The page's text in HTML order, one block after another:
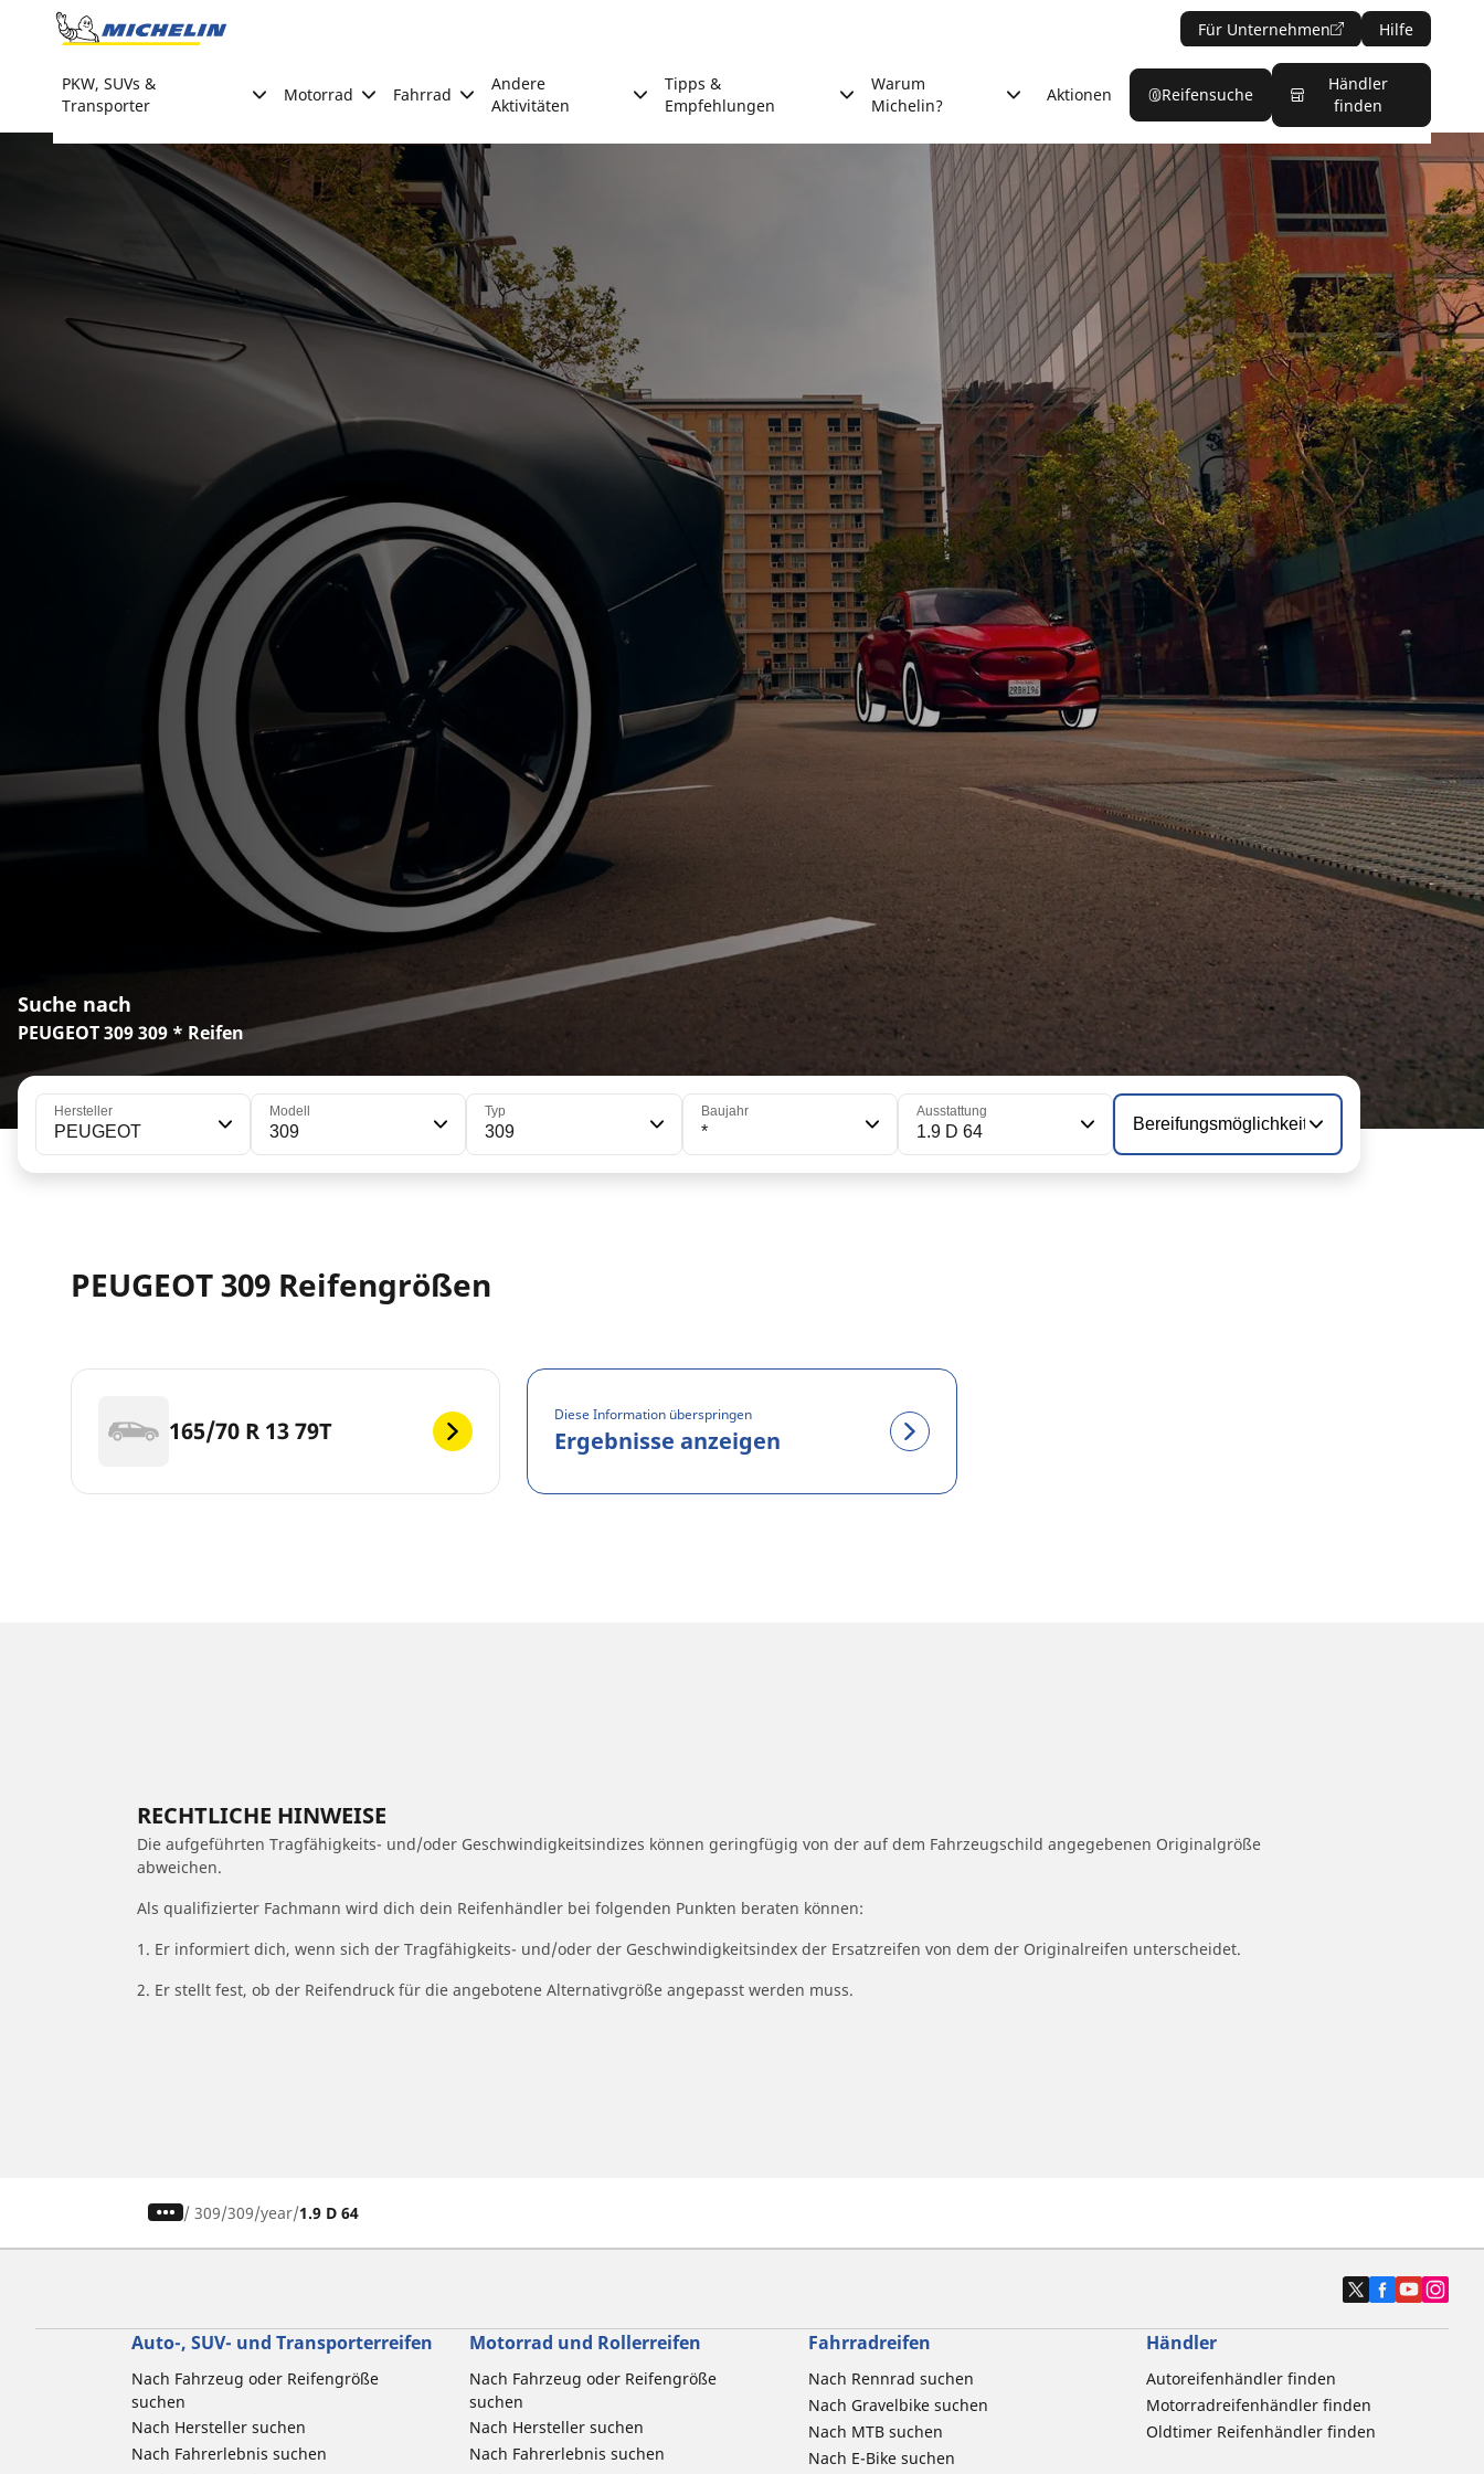
Go to page content
Für Unternehmen Hilfe
PKW, SUVs &
Transporter
Motorrad Fahrrad
Andere
Aktivitäten
Tipps &
Empfehlungen
Warum
Michelin?
Aktionen Reifensuche
Händler
finden
Suche nach
PEUGEOT 309 309 * Reifen
Hersteller
PEUGEOT
Modell
309
Typ
309
Baujahr
*
Ausstattung
1.9 D 64 Bereifungsmöglichkeiten
PEUGEOT 309 Reifengrößen
165/70 R 13 79T
Diese Information überspringen
Ergebnisse anzeigen
RECHTLICHE HINWEISE
Die aufgeführten Tragfähigkeits- und/oder Geschwindigkeitsindizes können geringfügig von der auf dem Fahrzeugschild angegebenen Originalgröße
abweichen.
Als qualifizierter Fachmann wird dich dein Reifenhändler bei folgenden Punkten beraten können:
1. Er informiert dich, wenn sich der Tragfähigkeits- und/oder der Geschwindigkeitsindex der Ersatzreifen von dem der Originalreifen unterscheidet.
2. Er stellt fest, ob der Reifendruck für die angebotene Alternativgröße angepasst werden muss.
/ 309 309 year 1.9 D 64
Auto-, SUV- und Transporterreifen
Nach Fahrzeug oder Reifengröße
suchen
Nach Hersteller suchen
Nach Fahrerlebnis suchen
Motorrad und Rollerreifen
Nach Fahrzeug oder Reifengröße
suchen
Nach Hersteller suchen
Nach Fahrerlebnis suchen
Fahrradreifen
Nach Rennrad suchen
Nach Gravelbike suchen
Nach MTB suchen
Nach E-Bike suchen
Händler
Autoreifenhändler finden
Motorradreifenhändler finden
Oldtimer Reifenhändler finden